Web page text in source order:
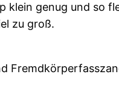
klein genug und so
zu groß.